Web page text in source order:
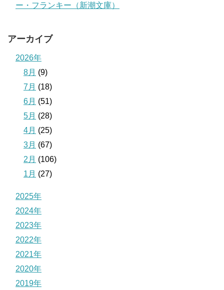
ー・フランキー（新潮文庫）
アーカイブ
2026年
8月 (9)
7月 (18)
6月 (51)
5月 (28)
4月 (25)
3月 (67)
2月 (106)
1月 (27)
2025年
2024年
2023年
2022年
2021年
2020年
2019年